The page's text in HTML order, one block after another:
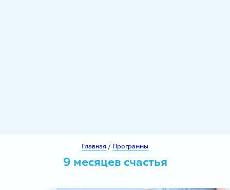
9 месяцев счастья
Главная / Программы